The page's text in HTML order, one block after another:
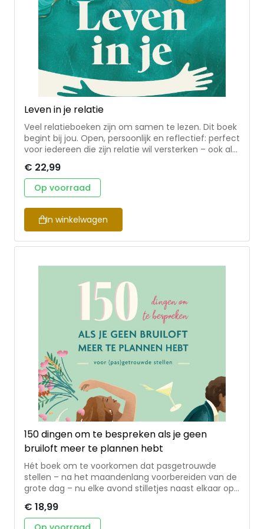
Leven in je relatie
Veel relatieboeken zijn om samen te lezen. Dit boek
begint bij jou. Open, persoonlijk en reflectief: perfect
voor iedereen die zijn relatie wil versterken – ook als
werkboek voor iedereen die wil groeien in zijn relatie,
geschreven door ervaren relatietherapeut, Met
praktische oefeningen, creatieve opdrachten en
reflectievragen. Gericht op de individuele partner,
ook toepasbaar zonder de ander. Warm, open en
toegankelijk geschreven, met extra verdieping
online: video’s en downloads. Relevant voor
boekhandels, therapeuten en het brede
www.leveninjerelatie.nl. Ze schreef dit boek vanuit
haar ervaring als therapeut én als partner.
€ 22,99
Op voorraad
In winkelwagen
150 dingen om te bespreken als je geen
bruiloft meer te plannen hebt
Hét boek om te voorkomen dat pasgetrouwde
stellen – na het maandenlang voorbereiden van de
grote dag – nu elke avond stilletjes naast elkaar op
voor je huwelijk. • Cadeauboek om te geven aan
(pas)getrouwde stellen, prachtig vormgegeven
€ 18,99